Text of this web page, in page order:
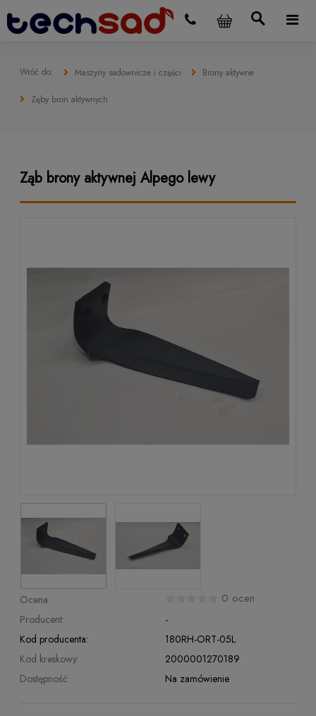
Maszyny sadownicze i części Brony aktywne
Zęby bron aktywnych
Ząb brony aktywnej Alpego lewy
Ocena: 0 ocen
Producent:
-
Kod producenta:
180RH-ORT-05L
Kod kreskowy:
2000001270189
Dostępność:
Na zamówienie